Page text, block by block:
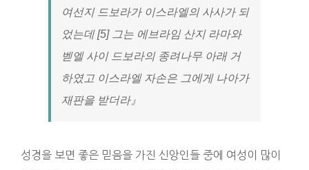
여선지 드보라가 이스라엘의 사사가 되
었는데 [5] 그는 에브라임 산지 라마와
벧엘 사이 드보라의 종려나무 아래 거
하였고 이스라엘 자손은 그에게 나아가
재판을 받더라』
성경을 보면 좋은 믿음을 가진 신앙인들 중에 여성이 많이